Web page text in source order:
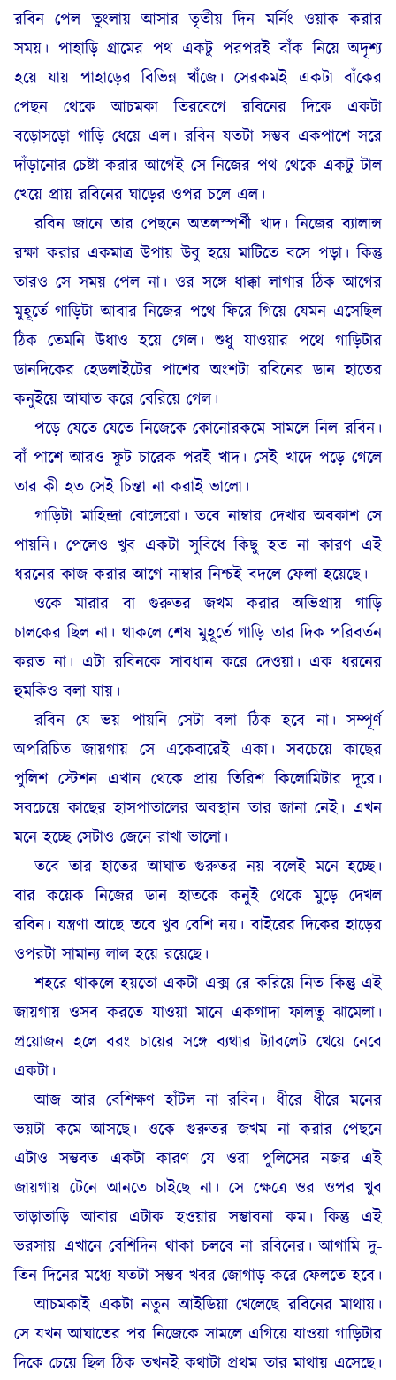
রবিন পেল তুংলায় আসার তৃতীয় দিন মর্নিং ওয়াক করার
সময়। পাহাড়ি গ্রামের পথ একটু পরপরই বাঁক নিয়ে অদৃশ্য
হয়ে যায় পাহাড়ের বিভিন্ন খাঁজে। সেরকমই একটা বাঁকের
পেছন থেকে আচমকা তিরবেগে রবিনের দিকে একটা
বড়োসড়ো গাড়ি ধেয়ে এল। রবিন যতটা সম্ভব একপাশে সরে
দাঁড়ানোর চেষ্টা করার আগেই সে নিজের পথ থেকে একটু টাল
খেয়ে প্রায় রবিনের ঘাড়ের ওপর চলে এল।
রবিন জানে তার পেছনে অতলস্পর্শী খাদ। নিজের ব্যালান্স
রক্ষা করার একমাত্র উপায় উবু হয়ে মাটিতে বসে পড়া। কিন্তু
তারও সে সময় পেল না। ওর সঙ্গে ধাক্কা লাগার ঠিক আগের
মুহূর্তে গাড়িটা আবার নিজের পথে ফিরে গিয়ে যেমন এসেছিল
ঠিক তেমনি উধাও হয়ে গেল। শুধু যাওয়ার পথে গাড়িটার
ডানদিকের হেডলাইটের পাশের অংশটা রবিনের ডান হাতের
কনুইয়ে আঘাত করে বেরিয়ে গেল।
পড়ে যেতে যেতে নিজেকে কোনোরকমে সামলে নিল রবিন।
বাঁ পাশে আরও ফুট চারেক পরই খাদ। সেই খাদে পড়ে গেলে
তার কী হত সেই চিন্তা না করাই ভালো।
গাড়িটা মাহিন্দ্রা বোলেরো। তবে নাম্বার দেখার অবকাশ সে
পায়নি। পেলেও খুব একটা সুবিধে কিছু হত না কারণ এই
ধরনের কাজ করার আগে নাম্বার নিশ্চই বদলে ফেলা হয়েছে।
ওকে মারার বা গুরুতর জখম করার অভিপ্রায় গাড়ি
চালকের ছিল না। থাকলে শেষ মুহূর্তে গাড়ি তার দিক পরিবর্তন
করত না। এটা রবিনকে সাবধান করে দেওয়া। এক ধরনের
হুমকিও বলা যায়।
রবিন যে ভয় পায়নি সেটা বলা ঠিক হবে না। সম্পূর্ণ
অপরিচিত জায়গায় সে একেবারেই একা। সবচেয়ে কাছের
পুলিশ স্টেশন এখান থেকে প্রায় তিরিশ কিলোমিটার দূরে।
সবচেয়ে কাছের হাসপাতালের অবস্থান তার জানা নেই। এখন
মনে হচ্ছে সেটাও জেনে রাখা ভালো।
তবে তার হাতের আঘাত গুরুতর নয় বলেই মনে হচ্ছে।
বার কয়েক নিজের ডান হাতকে কনুই থেকে মুড়ে দেখল
রবিন। যন্ত্রণা আছে তবে খুব বেশি নয়। বাইরের দিকের হাড়ের
ওপরটা সামান্য লাল হয়ে রয়েছে।
শহরে থাকলে হয়তো একটা এক্স রে করিয়ে নিত কিন্তু এই
জায়গায় ওসব করতে যাওয়া মানে একগাদা ফালতু ঝামেলা।
প্রয়োজন হলে বরং চায়ের সঙ্গে ব্যথার ট্যাবলেট খেয়ে নেবে
একটা।
আজ আর বেশিক্ষণ হাঁটল না রবিন। ধীরে ধীরে মনের
ভয়টা কমে আসছে। ওকে গুরুতর জখম না করার পেছনে
এটাও সম্ভবত একটা কারণ যে ওরা পুলিসের নজর এই
জায়গায় টেনে আনতে চাইছে না। সে ক্ষেত্রে ওর ওপর খুব
তাড়াতাড়ি আবার এটাক হওয়ার সম্ভাবনা কম। কিন্তু এই
ভরসায় এখানে বেশিদিন থাকা চলবে না রবিনের। আগামি দু-
তিন দিনের মধ্যে যতটা সম্ভব খবর জোগাড় করে ফেলতে হবে।
আচমকাই একটা নতুন আইডিয়া খেলেছে রবিনের মাথায়।
সে যখন আঘাতের পর নিজেকে সামলে এগিয়ে যাওয়া গাড়িটার
দিকে চেয়ে ছিল ঠিক তখনই কথাটা প্রথম তার মাথায় এসেছে।